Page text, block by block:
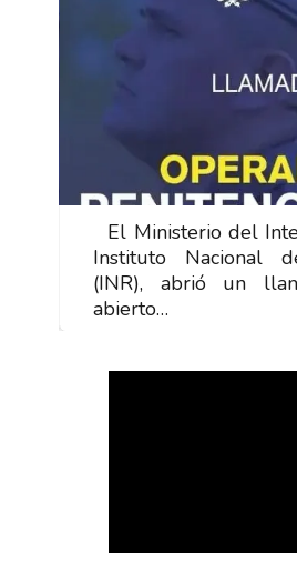
El Ministerio del
Instituto Nacional
(INR), abrió un
abierto…